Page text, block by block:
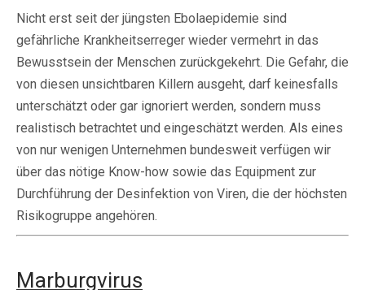
Nicht erst seit der jüngsten Ebolaepidemie sind
gefährliche Krankheitserreger wieder vermehrt in das
Bewusstsein der Menschen zurückgekehrt. Die Gefahr, die
von diesen unsichtbaren Killern ausgeht, darf keinesfalls
unterschätzt oder gar ignoriert werden, sondern muss
realistisch betrachtet und eingeschätzt werden. Als eines
von nur wenigen Unternehmen bundesweit verfügen wir
über das nötige Know-how sowie das Equipment zur
Durchführung der Desinfektion von Viren, die der höchsten
Risikogruppe angehören.
Marburgvirus